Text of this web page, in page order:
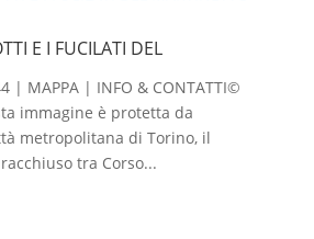
E I FUCILATI DEL
| MAPPA | INFO & CONTATTI©
immagine è protetta da
metropolitana di Torino, il
tra Corso...